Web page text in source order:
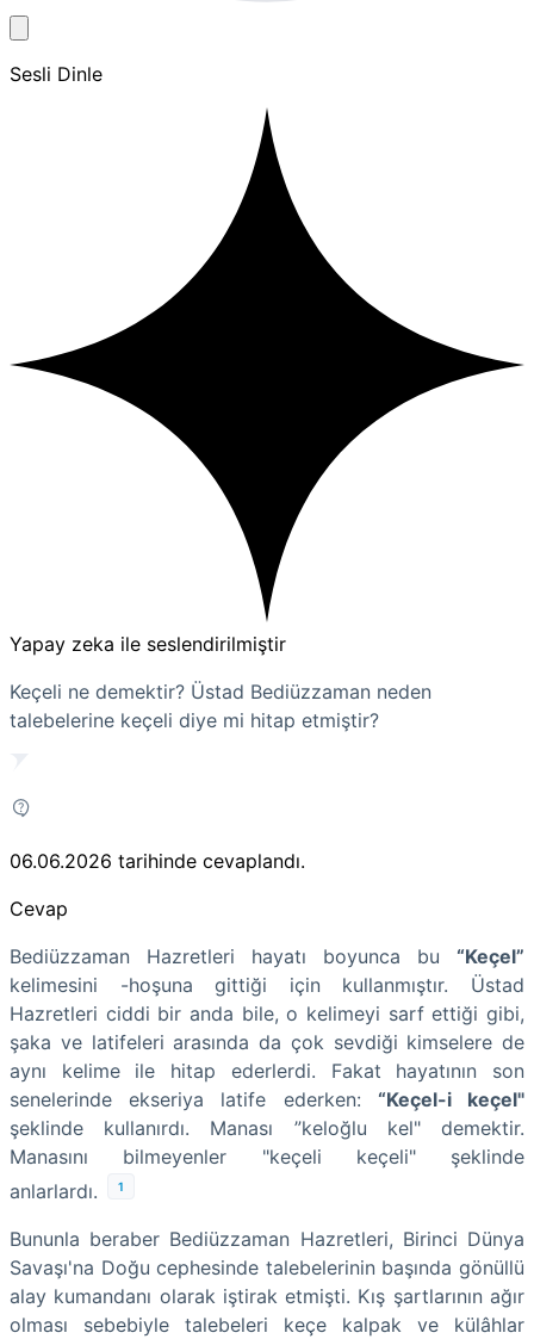
Sesli Dinle
Yapay zeka ile seslendirilmiştir
Keçeli ne demektir? Üstad Bediüzzaman neden
talebelerine keçeli diye mi hitap etmiştir?
06.06.2026 tarihinde cevaplandı.
Cevap
Bediüzzaman Hazretleri hayatı boyunca bu “Keçel”
kelimesini -hoşuna gittiği için kullanmıştır. Üstad
Hazretleri ciddi bir anda bile, o kelimeyi sarf ettiği gibi,
şaka ve latifeleri arasında da çok sevdiği kimselere de
aynı kelime ile hitap ederlerdi. Fakat hayatının son
senelerinde ekseriya latife ederken: “Keçel-i keçel"
şeklinde kullanırdı. Manası ”keloğlu kel" demektir.
Manasını bilmeyenler "keçeli keçeli" şeklinde
anlarlardı.
1
Bununla beraber Bediüzzaman Hazretleri, Birinci Dünya
Savaşı'na Doğu cephesinde talebelerinin başında gönüllü
alay kumandanı olarak iştirak etmişti. Kış şartlarının ağır
olması sebebiyle talebeleri keçe kalpak ve külâhlar